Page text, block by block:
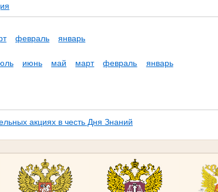
февраль
январь
июнь май март февраль
январь
акциях в честь Дня Знаний